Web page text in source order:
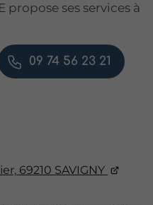
69210 SAVIGNY
propose ses services à
09 74 56 23 21